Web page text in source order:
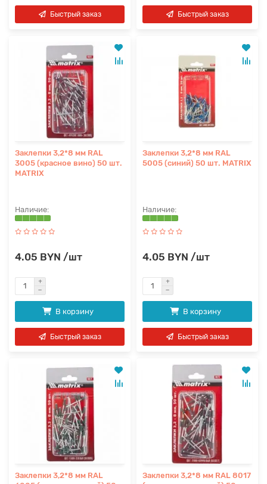
Быстрый заказ Быстрый заказ
Заклепки 3,2*8 мм RAL
3005 (красное вино) 50 шт.
MATRIX
4.05 BYN /шт
В корзину
Быстрый заказ
Заклепки 3,2*8 мм RAL
5005 (синий) 50 шт. MATRIX
4.05 BYN /шт
В корзину
Быстрый заказ
Заклепки 3,2*8 мм RAL
Заклепки 3,2*8 мм RAL 8017